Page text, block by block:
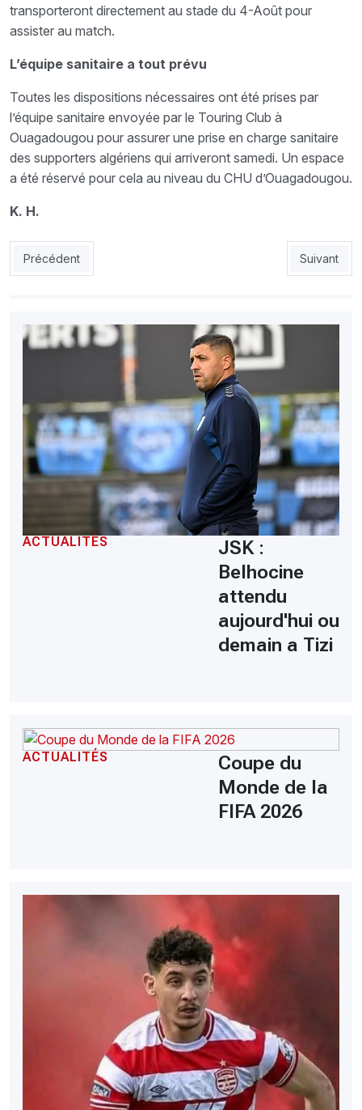
transporteront directement au stade du 4-Août pour
assister au match.
L’équipe sanitaire a tout prévu
Toutes les dispositions nécessaires ont été prises par
l’équipe sanitaire envoyée par le Touring Club à
Ouagadougou pour assurer une prise en charge sanitaire
des supporters algériens qui arriveront samedi. Un espace
a été réservé pour cela au niveau du CHU d’Ouagadougou.
K. H.
Article précédent : MCA3-CRBH0 : Le MCA renoue avec la
Précédent Article
Suivant
ACTUALITÉS
JSK :
Belhocine
attendu
aujourd'hui ou
demain a Tizi
ACTUALITÉS
Coupe du
Monde de la
FIFA 2026